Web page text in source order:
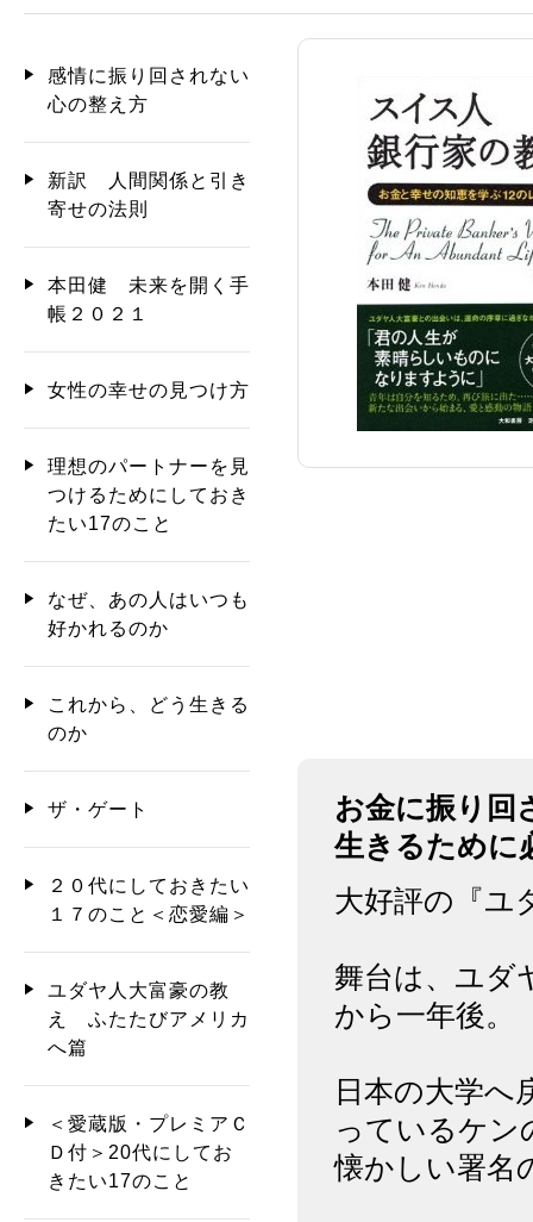
お金に振り回
生きるために
大好評の『ユ
舞台は、ユダ
から一年後。
日本の大学へ
っているケン
懐かしい署名
感情に振り回されない
心の整え方
新訳 人間関係と引き
寄せの法則
本田健 未来を開く手
帳２０２１
女性の幸せの見つけ方
理想のパートナーを見
つけるためにしておき
たい17のこと
なぜ、あの人はいつも
好かれるのか
これから、どう生きる
のか
ザ・ゲート
２０代にしておきたい
１７のこと＜恋愛編＞
ユダヤ人大富豪の教
え ふたたびアメリカ
へ篇
＜愛蔵版・プレミアＣ
Ｄ付＞20代にしてお
きたい17のこと